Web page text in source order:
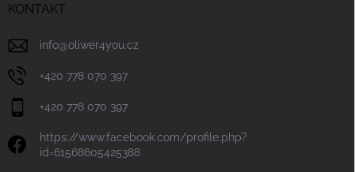
KONTAKT
info@oliwer4you.cz
+420 778 070 397
+420 778 070 397
https://www.facebook.com/profile.php?
id=61568605425388